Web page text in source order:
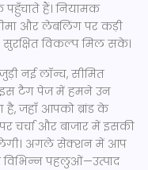
पहुँचाते हैं। नियामक
और लेबलिंग पर कड़ी
विकल्प मिल सके।
नई लॉन्च, सीमित
इस टैग पेज में हमने उन
जहाँ आपको ब्रांड के
चर्चा और बाजार में इसकी
मिलेगी। अगले सेक्शन में आप
पहलुओं—उत्पाद